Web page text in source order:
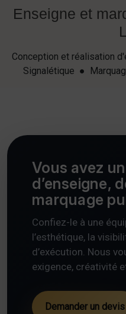
Enseigne et
Conception et réalisation
Signalétique ●
Vous avez
d’enseigne,
marquage
Confiez-le à une
l’esthétique, la
d’exécution. Nous
exigence, créativité
Demander un devis